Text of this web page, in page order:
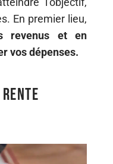
En premier lieu,
revenus et en
vos dépenses.
rente